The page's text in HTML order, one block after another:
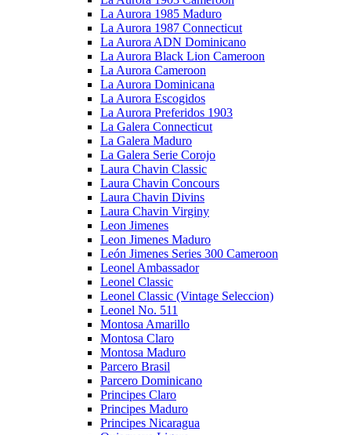
La Aurora 1985 Maduro
La Aurora 1987 Connecticut
La Aurora ADN Dominicano
La Aurora Black Lion Cameroon
La Aurora Cameroon
La Aurora Dominicana
La Aurora Escogidos
La Aurora Preferidos 1903
La Galera Connecticut
La Galera Maduro
La Galera Serie Corojo
Laura Chavin Classic
Laura Chavin Concours
Laura Chavin Divins
Laura Chavin Virginy
Leon Jimenes
Leon Jimenes Maduro
León Jimenes Series 300 Cameroon
Leonel Ambassador
Leonel Classic
Leonel Classic (Vintage Seleccion)
Leonel No. 511
Montosa Amarillo
Montosa Claro
Montosa Maduro
Parcero Brasil
Parcero Dominicano
Principes Claro
Principes Maduro
Principes Nicaragua